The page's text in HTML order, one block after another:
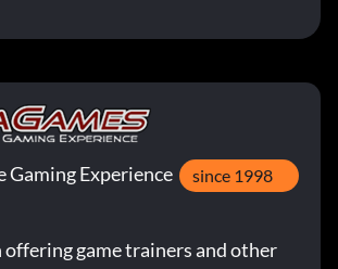
Gaming Experience since 1998
offering game trainers and other